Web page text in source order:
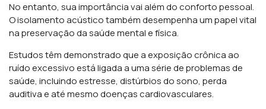
No entanto, sua importância vai além do conforto pessoal.
O isolamento acústico também desempenha um papel vital
na preservação da saúde mental e física.
Estudos têm demonstrado que a exposição crônica ao
ruído excessivo está ligada a uma série de problemas de
saúde, incluindo estresse, distúrbios do sono, perda
auditiva e até mesmo doenças cardiovasculares.